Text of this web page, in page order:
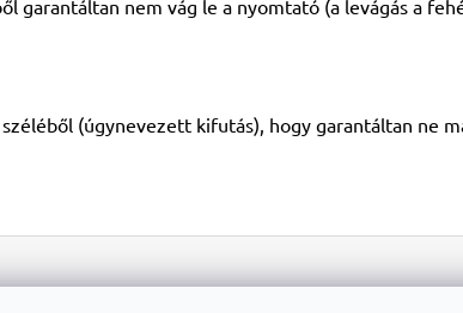
garantáltan nem vág le a nyomtató (a levágás a
(úgynevezett kifutás), hogy garantáltan ne